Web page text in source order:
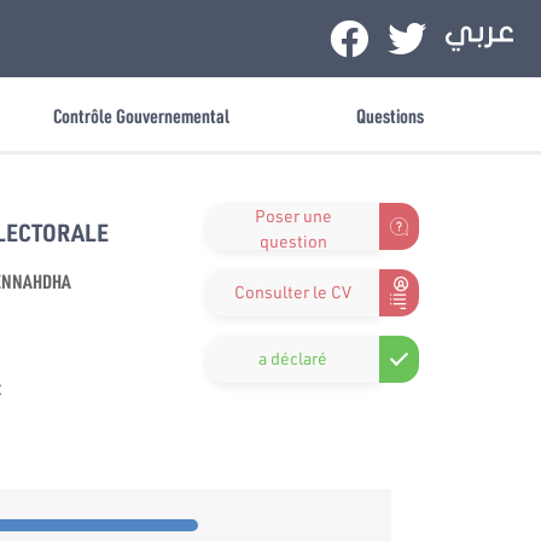
Contrôle Gouvernemental Questions
Poser une
question
Consulter le CV
a déclaré